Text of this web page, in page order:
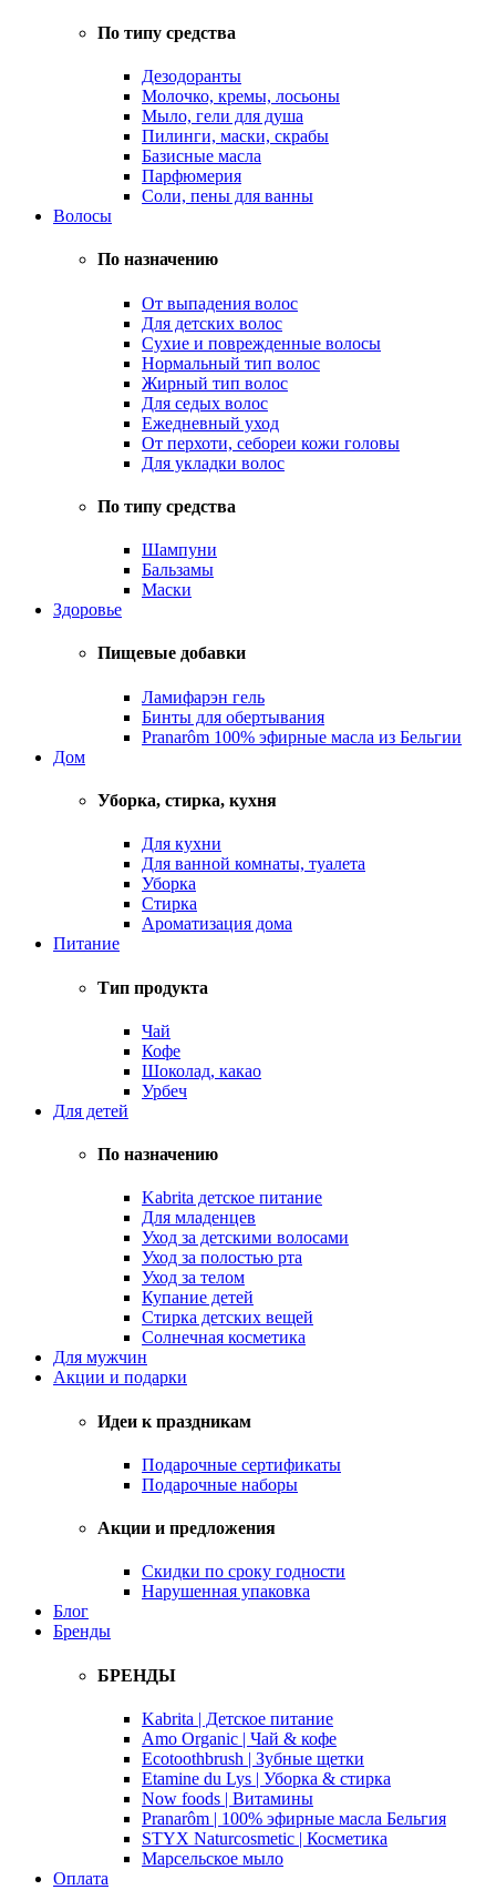
По типу средства
Дезодоранты
Молочко, кремы, лосьоны
Мыло, гели для душа
Пилинги, маски, скрабы
Базисные масла
Парфюмерия
Соли, пены для ванны
Волосы
По назначению
От выпадения волос
Для детских волос
Сухие и поврежденные волосы
Нормальный тип волос
Жирный тип волос
Для седых волос
Ежедневный уход
От перхоти, себореи кожи головы
Для укладки волос
По типу средства
Шампуни
Бальзамы
Маски
Здоровье
Пищевые добавки
Ламифарэн гель
Бинты для обертывания
Pranarôm 100% эфирные масла из Бельгии
Дом
Уборка, стирка, кухня
Для кухни
Для ванной комнаты, туалета
Уборка
Стирка
Ароматизация дома
Питание
Тип продукта
Чай
Кофе
Шоколад, какао
Урбеч
Для детей
По назначению
Kabrita детское питание
Для младенцев
Уход за детскими волосами
Уход за полостью рта
Уход за телом
Купание детей
Стирка детских вещей
Солнечная косметика
Для мужчин
Акции и подарки
Идеи к праздникам
Подарочные сертификаты
Подарочные наборы
Акции и предложения
Скидки по сроку годности
Нарушенная упаковка
Блог
Бренды
БРЕНДЫ
Kabrita | Детское питание
Amo Organic | Чай & кофе
Ecotoothbrush | Зубные щетки
Etamine du Lys | Уборка & стирка
Now foods | Витамины
Pranarôm | 100% эфирные масла Бельгия
STYX Naturcosmetic | Косметика
Марсельское мыло
Оплата